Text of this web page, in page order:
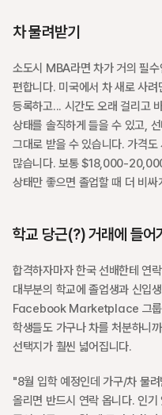
차 물려받기
소도시 MBA라면 차가 거의 필
편합니다. 미국에서 차 새로 사
등록하고... 시간도 오래 걸리고
상태를 솔직하게 들을 수 있고,
그대로 받을 수 있습니다. 가격
많습니다. 보통 $18,000-
상태만 좋으면 졸업할 때 더 비
학교 당근(?) 거래에 들어
합격하자마자 한국 선배한테 연
대부분의 학교에 졸업생과 신
Facebook Marketplace 그룹
학생들도 가구나 차를 처분하니
선택지가 훨씬 넓어집니다.
"8월 입학 예정인데 가구/차 물
올리면 반드시 연락 옵니다. 인